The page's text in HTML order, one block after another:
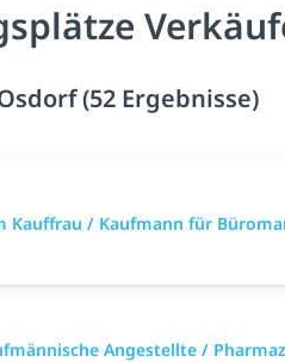
(52 Ergebnisse)
Kauffrau / Kaufmann für
Angestellte /